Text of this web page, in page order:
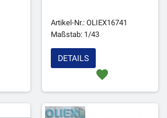
Artikel-Nr.: OLIEX16741
Maßstab: 1/43
favorite
DETAILS